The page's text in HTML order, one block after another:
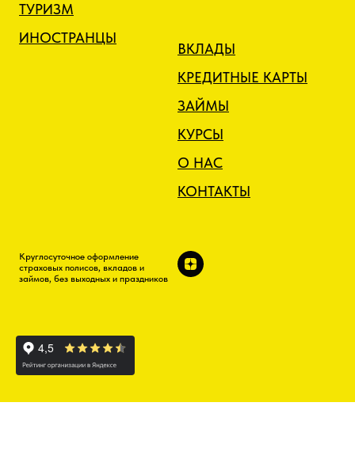
ТУРИЗМ
ИНОСТРАНЦЫ
ВКЛАДЫ
КРЕДИТНЫЕ КАРТЫ
ЗАЙМЫ
КУРСЫ
О НАС
КОНТАКТЫ
Круглосуточное оформление
страховых полисов, вкладов и
займов, без выходных и праздников